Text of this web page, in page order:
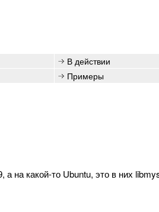
В действии
Примеры
на какой-то Ubuntu, это в них